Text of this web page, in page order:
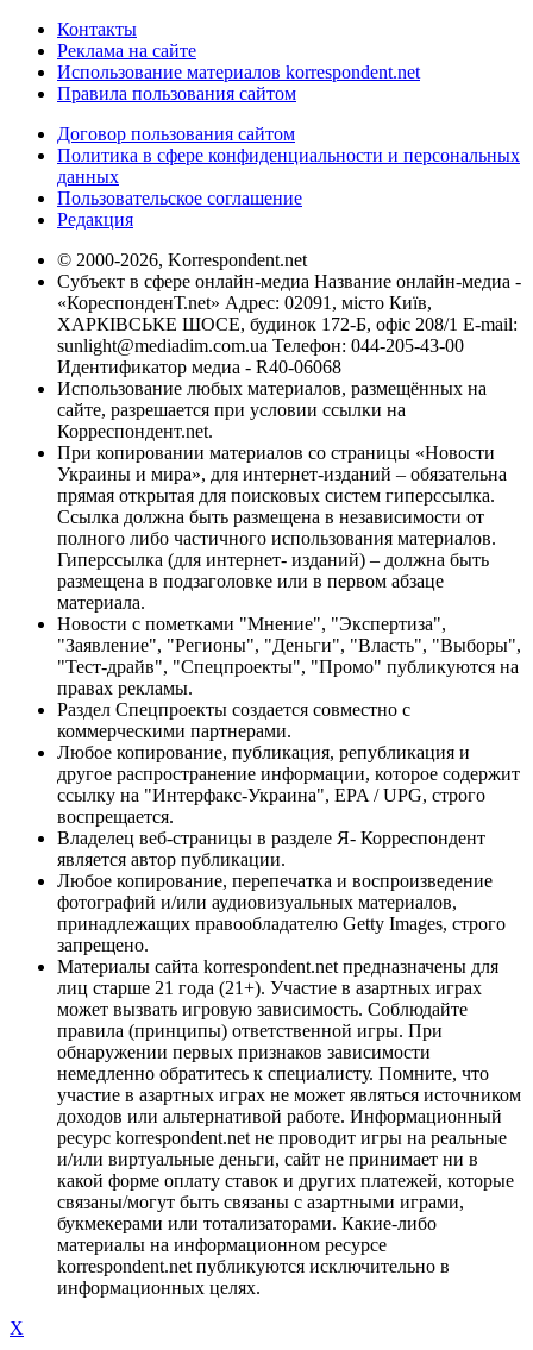
Контакты
Реклама на сайте
Использование материалов korrespondent.net
Правила пользования сайтом
Договор пользования сайтом
Политика в сфере конфиденциальности и персональных
данных
Пользовательское соглашение
Редакция
© 2000-2026, Korrespondent.net
Субъект в сфере онлайн-медиа Название онлайн-медиа -
«КореспонденТ.net» Адрес: 02091, місто Київ,
ХАРКІВСЬКЕ ШОСЕ, будинок 172-Б, офіс 208/1 E-mail:
sunlight@mediadim.com.ua Телефон: 044-205-43-00
Идентификатор медиа - R40-06068
Использование любых материалов, размещённых на
сайте, разрешается при условии ссылки на
Корреспондент.net.
При копировании материалов со страницы «Новости
Украины и мира», для интернет-изданий – обязательна
прямая открытая для поисковых систем гиперссылка.
Ссылка должна быть размещена в независимости от
полного либо частичного использования материалов.
Гиперссылка (для интернет- изданий) – должна быть
размещена в подзаголовке или в первом абзаце
материала.
Новости с пометками "Мнение", "Экспертиза",
"Заявление", "Регионы", "Деньги", "Власть", "Выборы",
"Тест-драйв", "Спецпроекты", "Промо" публикуются на
правах рекламы.
Раздел Спецпроекты создается совместно с
коммерческими партнерами.
Любое копирование, публикация, републикация и
другое распространение информации, которое содержит
ссылку на "Интерфакс-Украина", EPA / UPG, строго
воспрещается.
Владелец веб-страницы в разделе Я- Корреспондент
является автор публикации.
Любое копирование, перепечатка и воспроизведение
фотографий и/или аудиовизуальных материалов,
принадлежащих правообладателю Getty Images, строго
запрещено.
Материалы сайта korrespondent.net предназначены для
лиц старше 21 года (21+). Участие в азартных играх
может вызвать игровую зависимость. Соблюдайте
правила (принципы) ответственной игры. При
обнаружении первых признаков зависимости
немедленно обратитесь к специалисту. Помните, что
участие в азартных играх не может являться источником
доходов или альтернативой работе. Информационный
ресурс korrespondent.net не проводит игры на реальные
и/или виртуальные деньги, сайт не принимает ни в
какой форме оплату ставок и других платежей, которые
связаны/могут быть связаны с азартными играми,
букмекерами или тотализаторами. Какие-либо
материалы на информационном ресурсе
korrespondent.net публикуются исключительно в
информационных целях.
X